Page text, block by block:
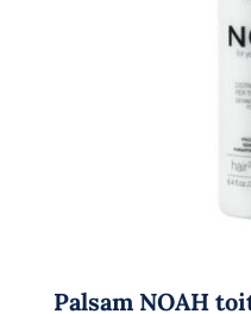
Palsam NOAH